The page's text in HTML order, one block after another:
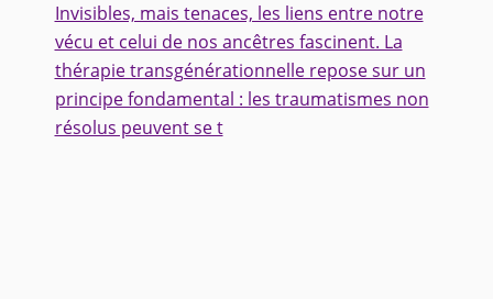
Invisibles, mais tenaces, les liens entre notre
vécu et celui de nos ancêtres fascinent. La
thérapie transgénérationnelle repose sur un
principe fondamental : les traumatismes non
résolus peuvent se t